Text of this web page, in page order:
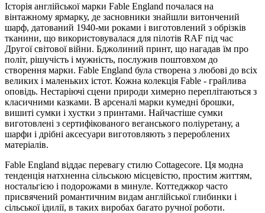
Історія англійської марки Fable England почалася на
вінтажному ярмарку, де засновники знайшли витончений
шарф, датований 1940-ми роками і виготовлений з обрізків
тканини, що використовувалася для пілотів RAF під час
Другої світової війни. Бджолиний принт, що нагадав їм про
політ, рішучість і мужність, послужив поштовхом до
створення марки. Fable England була створена з любові до всіх
великих і маленьких істот. Кожна колекція Fable - грайлива
оповідь. Нестаріючі сцени природи химерно переплітаються з
класичними казками. В арсеналі марки кумедні брошки,
вишиті сумки і хустки з принтами. Найчастіше сумки
виготовлені з сертифікованого веганського поліуретану, а
шарфи і дрібні аксесуари виготовляють з перероблених
матеріалів.
Fable England віддає перевагу стилю Cottagecore. Ця модна
тенденція натхненна сільською місцевістю, простим життям,
ностальгією і подорожами в минуле. Коттеджкор часто
присвячений романтичним видам англійської глибинки і
сільської ідилії, в таких виробах багато ручної роботи.